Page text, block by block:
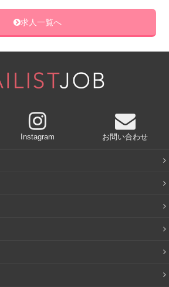
リットがあります。ゴミやホコリを
締め、化粧ノリを良くするといった
ホコリを除去
よって、就寝時に顔についたゴミや
ができます。
の想像以上にゴミやホコリが付着し
、ホコリなど、空気中のゴミが引っ
求人一覧へ
Instagram お問い合わせ